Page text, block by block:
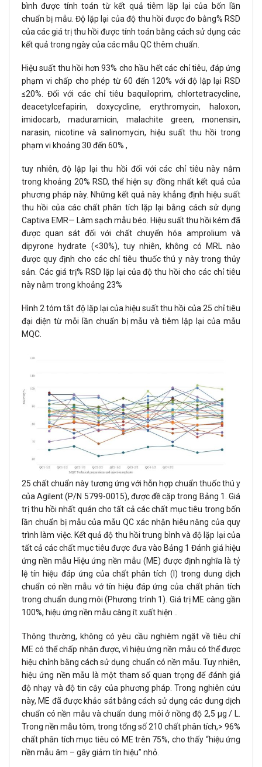
bình được tính toán từ kết quả tiêm lặp lại của bốn lần
chuẩn bị mẫu. Độ lặp lại của độ thu hồi được đo bằng% RSD
của các giá trị thu hồi được tính toán bằng cách sử dụng các
kết quả trong ngày của các mẫu QC thêm chuẩn.
Hiệu suất thu hồi hơn 93% cho hầu hết các chỉ tiêu, đáp ứng
phạm vi chấp cho phép từ 60 đến 120% với độ lặp lại RSD
≤20%. Đối với các chỉ tiêu baquiloprim, chlortetracycline,
deacetylcefapirin, doxycycline, erythromycin, haloxon,
imidocarb, maduramicin, malachite green, monensin,
narasin, nicotine và salinomycin, hiệu suất thu hồi trong
phạm vi khoảng 30 đến 60% ,
tuy nhiên, độ lặp lại thu hồi đối với các chỉ tiêu này nằm
trong khoảng 20% RSD, thể hiện sự đồng nhất kết quả của
phương pháp này. Những kết quả này khẳng định hiệu suất
thu hồi của các chất phân tích lặp lại bằng cách sử dụng
Captiva EMR— Làm sạch mẫu béo. Hiệu suất thu hồi kém đã
được quan sát đối với chất chuyển hóa amprolium và
dipyrone hydrate (<30%), tuy nhiên, không có MRL nào
được quy định cho các chỉ tiêu thuốc thú y này trong thủy
sản. Các giá trị% RSD lặp lại của độ thu hồi cho các chỉ tiêu
này nằm trong khoảng 23%
Hình 2 tóm tắt độ lặp lại của hiệu suất thu hồi của 25 chỉ tiêu
đại diện từ mỗi lần chuẩn bị mẫu và tiêm lặp lại của mẫu
MQC.
25 chất chuẩn này tương ứng với hỗn hợp chuẩn thuốc thú y
của Agilent (P/N 5799-0015), được đề cặp trong Bảng 1. Giá
trị thu hồi nhất quán cho tất cả các chất mục tiêu trong bốn
lần chuẩn bị mẫu của mẫu QC xác nhận hiêu năng của quy
trình làm việc. Kết quả độ thu hồi trung bình và độ lặp lại của
tất cả các chất mục tiêu được đưa vào Bảng 1 Đánh giá hiệu
ứng nền mẫu Hiệu ứng nền mẫu (ME) được định nghĩa là tỷ
lệ tín hiệu đáp ứng của chất phân tích (I) trong dung dịch
chuẩn có nền mẫu vớ tín hiệu đáp ứng của chất phân tích
trong chuẩn dung môi (Phương trình 1). Giá trị ME càng gần
100%, hiệu ứng nền mẫu càng ít xuất hiện ..
Thông thường, không có yêu cầu nghiêm ngặt về tiêu chí
ME có thể chấp nhận được, vì hiệu ứng nền mẫu có thể được
hiệu chỉnh bằng cách sử dụng chuẩn có nền mẫu. Tuy nhiên,
hiệu ứng nền mẫu là một tham số quan trọng để đánh giá
độ nhạy và độ tin cậy của phương pháp. Trong nghiên cứu
này, ME đã được khảo sát bằng cách sử dụng các dung dịch
chuẩn có nền mẫu và chuẩn dung môi ở nồng độ 2,5 μg / L.
Trong nền mẫu tôm, trong tổng số 210 chất phân tích,> 96%
chất phân tích mục tiêu có ME trên 75%, cho thấy “hiệu ứng
nền mẫu âm – gây giảm tín hiệu” nhỏ.